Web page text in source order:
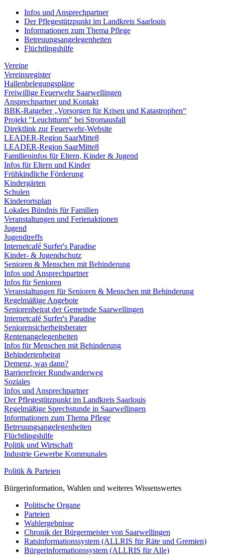
Infos und Ansprechpartner
Der Pflegestützpunkt im Landkreis Saarlouis
Informationen zum Thema Pflege
Betreuungsangelegenheiten
Flüchtlingshilfe
Vereine
Vereinsregister
Hallenbelegungspläne
Freiwillige Feuerwehr Saarwellingen
Ansprechpartner und Kontakt
BBK-Ratgeber „Vorsorgen für Krisen und Katastrophen“
Projekt "Leuchtturm" bei Stromausfall
Direktlink zur Feuerwehr-Website
LEADER-Region SaarMitte8
LEADER-Region SaarMitte8
Familieninfos für Eltern, Kinder & Jugend
Infos für Eltern und Kinder
Frühkindliche Förderung
Kindergärten
Schulen
Kinderortsplan
Lokales Bündnis für Familien
Veranstaltungen und Ferienaktionen
Jugend
Jugendtreffs
Internetcafé Surfer's Paradise
Kinder- & Jugendschutz
Senioren & Menschen mit Behinderung
Infos und Ansprechpartner
Infos für Senioren
Veranstaltungen für Senioren & Menschen mit Behinderung
Regelmäßige Angebote
Seniorenbeirat der Gemeinde Saarwellingen
Internetcafé Surfer's Paradise
Seniorensicherheitsberater
Rentenangelegenheiten
Infos für Menschen mit Behinderung
Behindertenbeirat
Demenz, was dann?
Barrierefreier Rundwanderweg
Soziales
Infos und Ansprechpartner
Der Pflegestützpunkt im Landkreis Saarlouis
Regelmäßige Sprechstunde in Saarwellingen
Informationen zum Thema Pflege
Betreuungsangelegenheiten
Flüchtlingshilfe
Politik und Wirtschaft
Industrie Gewerbe Kommunales
Politik & Parteien
Bürgerinformation, Wahlen und weiteres Wissenswertes
Politische Organe
Parteien
Wahlergebnisse
Chronik der Bürgermeister von Saarwellingen
Ratsinformationssystem (ALLRIS für Räte und Gremien)
Bürgerinformationssystem (ALLRIS für Alle)